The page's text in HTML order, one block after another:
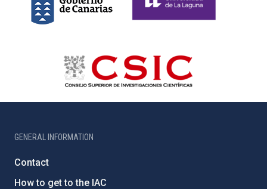
GENERAL INFORMATION
Contact
How to get to the IAC